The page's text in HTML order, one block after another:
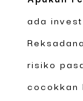
ada
risiko
cocokkan